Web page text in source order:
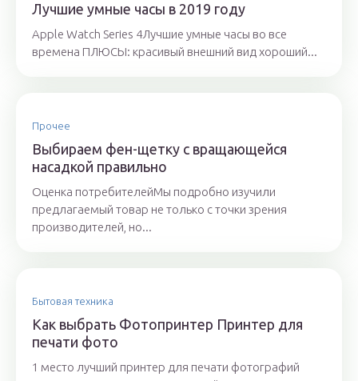
Лучшие умные часы в 2019 году
Apple Watch Series 4Лучшие умные часы во все
времена ПЛЮСЫ: красивый внешний вид хороший...
Прочее
Выбираем фен-щетку с вращающейся
насадкой правильно
Оценка потребителейМы подробно изучили
предлагаемый товар не только с точки зрения
производителей, но...
Бытовая техника
Как выбрать Фотопринтер Принтер для
печати фото
1 место лучший принтер для печати фотографий